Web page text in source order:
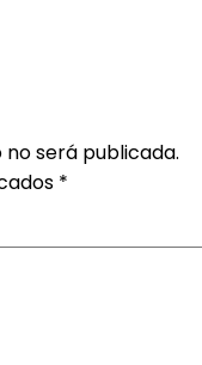
será publicada.
*